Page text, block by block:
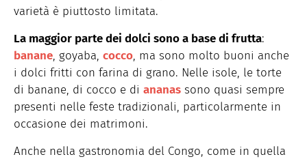
varietà è piuttosto limitata.
La maggior parte dei dolci sono a base di frutta:
banane, goyaba, cocco, ma sono molto buoni anche
i dolci fritti con farina di grano. Nelle isole, le torte
di banane, di cocco e di ananas sono quasi sempre
presenti nelle feste tradizionali, particolarmente in
occasione dei matrimoni.
Anche nella gastronomia del Congo, come in quella